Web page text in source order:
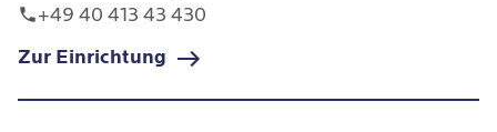
+49 40 413 43 430
Zur Einrichtung